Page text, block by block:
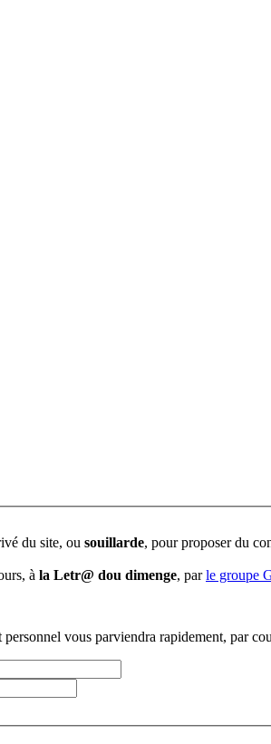
du site, ou souillarde , pour proposer du
à la Letr@ dou dimenge, parle groupe
vous parviendra rapidement, par